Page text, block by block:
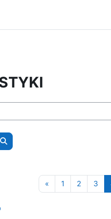
Wyszukaj kursy
«Poprzednia
1 Strona 1
2Strona 2
3